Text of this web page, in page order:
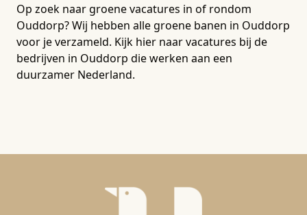
Op zoek naar groene vacatures in of rondom
Ouddorp? Wij hebben alle groene banen in Ouddorp
voor je verzameld. Kijk hier naar vacatures bij de
bedrijven in Ouddorp die werken aan een
duurzamer Nederland.